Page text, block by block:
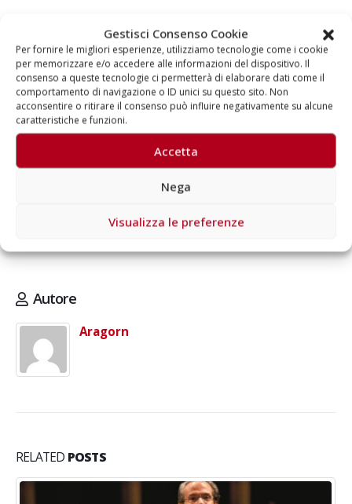
Gestisci Consenso Cookie
Per fornire le migliori esperienze, utilizziamo tecnologie come i cookie
per memorizzare e/o accedere alle informazioni del dispositivo. Il
consenso a queste tecnologie ci permetterà di elaborare dati come il
comportamento di navigazione o ID unici su questo sito. Non
acconsentire o ritirare il consenso può influire negativamente su alcune
caratteristiche e funzioni.
Accetta
Nega
Visualizza le preferenze
Informazioni
Aragorn:02 46546785
Bambini Cardiopatici nel Mondo: clicca qui
Donazioni: fino al 23 febbraio 2020 si potranno donare 2
euro per ciascun SMS inviato al 45593 da cellulari Wind Tre,
TIM, Vodafone, PosteMobile, Iliad, Coop Voce, Tiscali. Il valore
della donazione sarà di 5 euro per ciascuna chiamata fatta
Autore
Aragorn
RELATED POSTS